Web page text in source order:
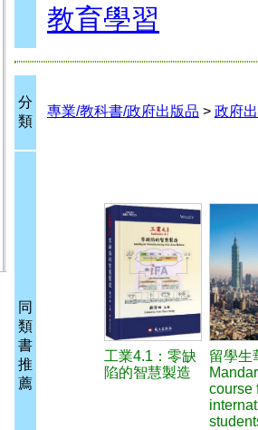
教育學習
分
類
專業/教科書/政府出版品 > 政府
同
類
書
推
薦
工業4.1：零缺
陷的智慧製造
留學生
course